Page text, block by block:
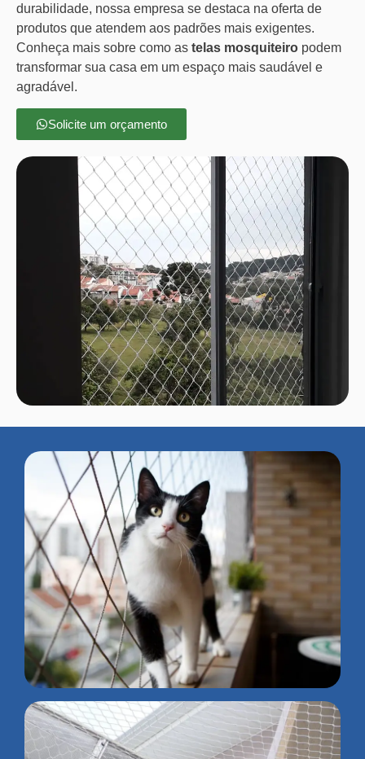
durabilidade, nossa empresa se destaca na oferta de
produtos que atendem aos padrões mais exigentes.
Conheça mais sobre como as telas mosquiteiro podem
transformar sua casa em um espaço mais saudável e
agradável.
Solicite um orçamento